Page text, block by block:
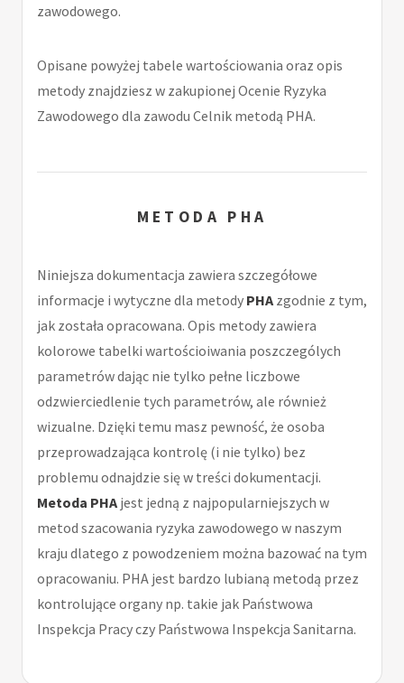
zawodowego.
Opisane powyżej tabele wartościowania oraz opis
metody znajdziesz w zakupionej Ocenie Ryzyka
Zawodowego dla zawodu Celnik metodą PHA.
METODA PHA
Niniejsza dokumentacja zawiera szczegółowe
informacje i wytyczne dla metody PHA zgodnie z tym,
jak została opracowana. Opis metody zawiera
kolorowe tabelki wartościoiwania poszczególych
parametrów dając nie tylko pełne liczbowe
odzwierciedlenie tych parametrów, ale również
wizualne. Dzięki temu masz pewność, że osoba
przeprowadzająca kontrolę (i nie tylko) bez
problemu odnajdzie się w treści dokumentacji.
Metoda PHA jest jedną z najpopularniejszych w
metod szacowania ryzyka zawodowego w naszym
kraju dlatego z powodzeniem można bazować na tym
opracowaniu. PHA jest bardzo lubianą metodą przez
kontrolujące organy np. takie jak Państwowa
Inspekcja Pracy czy Państwowa Inspekcja Sanitarna.